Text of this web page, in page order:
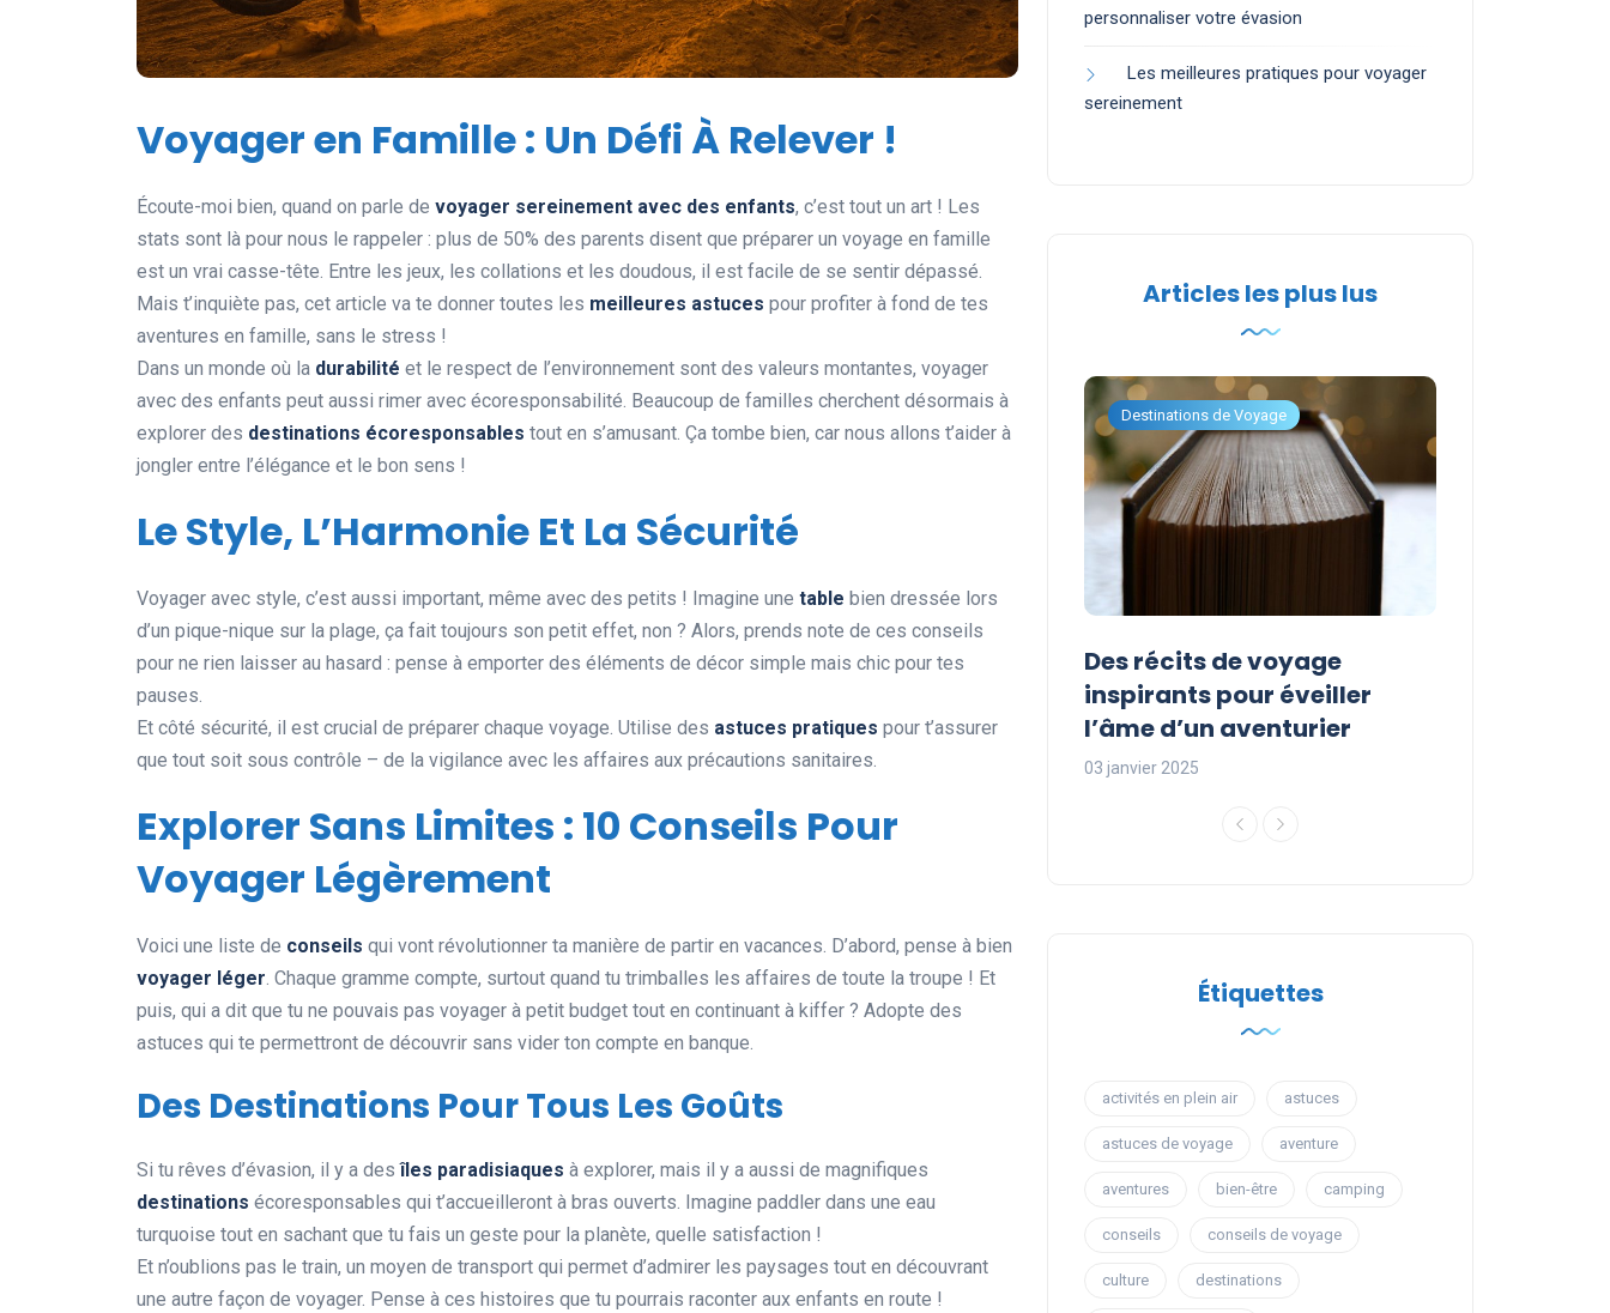
Voyager en Famille : Un Défi À Relever !
Écoute-moi bien, quand on parle de voyager sereinement avec des enfants, c’est tout un art ! Les
stats sont là pour nous le rappeler : plus de 50% des parents disent que préparer un voyage en famille
est un vrai casse-tête. Entre les jeux, les collations et les doudous, il est facile de se sentir dépassé.
Mais t’inquiète pas, cet article va te donner toutes les meilleures astuces pour profiter à fond de tes
aventures en famille, sans le stress !
Dans un monde où la durabilité et le respect de l’environnement sont des valeurs montantes, voyager
avec des enfants peut aussi rimer avec écoresponsabilité. Beaucoup de familles cherchent désormais à
explorer des destinations écoresponsables tout en s’amusant. Ça tombe bien, car nous allons t’aider à
jongler entre l’élégance et le bon sens !
Le Style, L’Harmonie Et La Sécurité
Voyager avec style, c’est aussi important, même avec des petits ! Imagine une table bien dressée lors
d’un pique-nique sur la plage, ça fait toujours son petit effet, non ? Alors, prends note de ces conseils
pour ne rien laisser au hasard : pense à emporter des éléments de décor simple mais chic pour tes
pauses.
Et côté sécurité, il est crucial de préparer chaque voyage. Utilise des astuces pratiques pour t’assurer
que tout soit sous contrôle – de la vigilance avec les affaires aux précautions sanitaires.
Explorer Sans Limites : 10 Conseils Pour
Voyager Légèrement
Voici une liste de conseils qui vont révolutionner ta manière de partir en vacances. D’abord, pense à bien
voyager léger. Chaque gramme compte, surtout quand tu trimballes les affaires de toute la troupe ! Et
puis, qui a dit que tu ne pouvais pas voyager à petit budget tout en continuant à kiffer ? Adopte des
astuces qui te permettront de découvrir sans vider ton compte en banque.
Des Destinations Pour Tous Les Goûts
Si tu rêves d’évasion, il y a desîles paradisiaques à explorer, mais il y a aussi de magnifiques
destinations écoresponsables qui t’accueilleront à bras ouverts. Imagine paddler dans une eau
turquoise tout en sachant que tu fais un geste pour la planète, quelle satisfaction !
Et n’oublions pas le train, un moyen de transport qui permet d’admirer les paysages tout en découvrant
une autre façon de voyager. Pense à ces histoires que tu pourrais raconter aux enfants en route !
personnaliser votre évasion
Les meilleures pratiques pour voyager
sereinement
Articles les plus lus
Les vacances sur mesure :
évasion
03 janvier 2025
Destinations de Voyage
Des récits de voyage
inspirants pour éveiller
l’âme d’un aventurier
03 janvier 2025
Étiquettes
activités en plein air astuces
astuces de voyage aventure
aventures bien-être camping
conseils conseils de voyage
culture destinations